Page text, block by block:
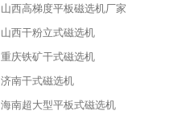
山西高梯度平板磁选机厂家
山西干粉立式磁选机
重庆铁矿干式磁选机
济南干式磁选机
海南超大型平板式磁选机